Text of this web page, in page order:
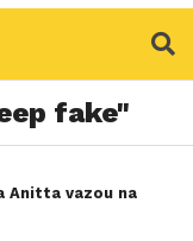
fake"
Anitta vazou na